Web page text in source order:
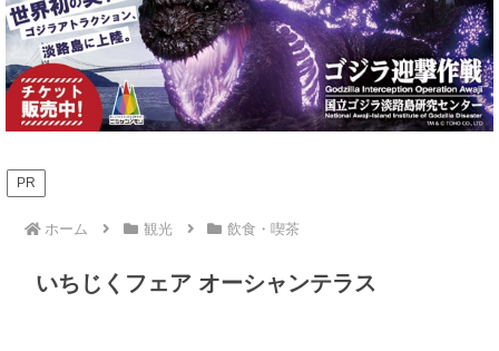
PR
ホーム 観光 飲食・喫茶
いちじくフェア オーシャンテラス